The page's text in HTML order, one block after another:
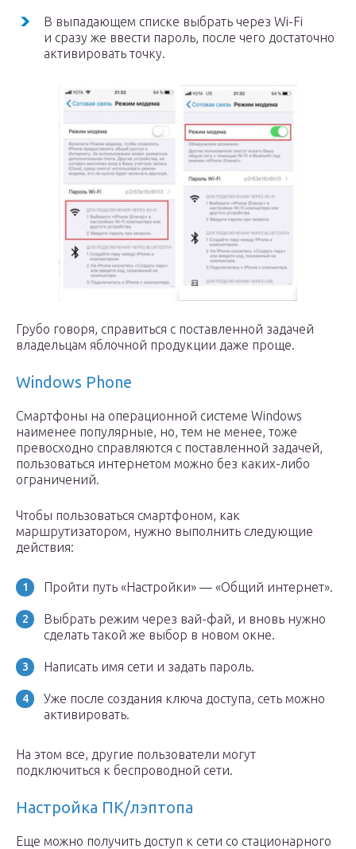
В выпадающем списке выбрать через Wi-Fi
и сразу же ввести пароль, после чего достаточно
активировать точку.
Грубо говоря, справиться с поставленной задачей
владельцам яблочной продукции даже проще.
Windows Phone
Смартфоны на операционной системе Windows
наименее популярные, но, тем не менее, тоже
превосходно справляются с поставленной задачей,
пользоваться интернетом можно без каких-либо
ограничений.
Чтобы пользоваться смартфоном, как
маршрутизатором, нужно выполнить следующие
действия:
Пройти путь «Настройки» — «Общий интернет».
Выбрать режим через вай-фай, и вновь нужно
сделать такой же выбор в новом окне.
Написать имя сети и задать пароль.
Уже после создания ключа доступа, сеть можно
активировать.
На этом все, другие пользователи могут
подключиться к беспроводной сети.
Настройка ПК/лэптопа
Еще можно получить доступ к сети со стационарного